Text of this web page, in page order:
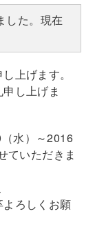
した。現在
上げます。
し上げま
水）～2016
ていただきま
ろしくお願